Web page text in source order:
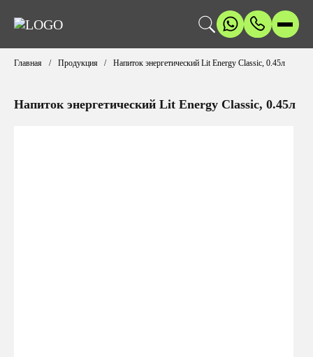
Главная Продукция Напиток энергетический Lit Energy Classic, 0.45л
Напиток энергетический Lit Energy Classic, 0.45л